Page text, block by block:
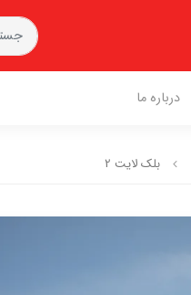
درباره ما
بلک لایت 2